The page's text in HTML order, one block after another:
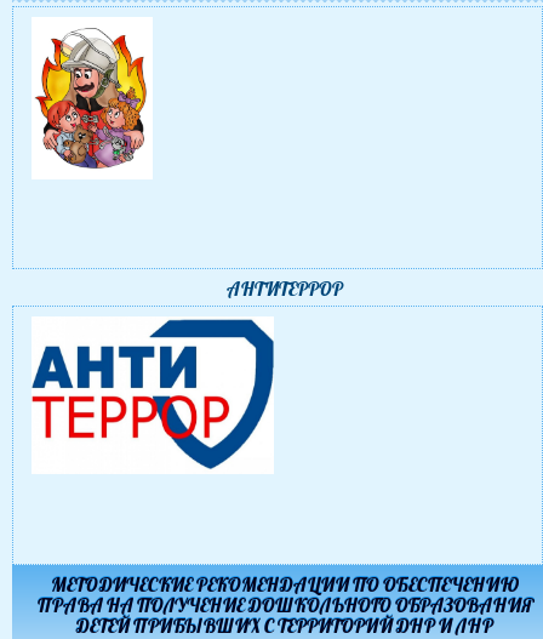
АНТИТЕРРОР
МЕТОДИЧЕСКИЕ РЕКОМЕНДАЦИИ ПО ОБЕСПЕЧЕНИЮ
ПРАВА НА ПОЛУЧЕНИЕ ДОШКОЛЬНОГО ОБРАЗОВАНИЯ
ДЕТЕЙ ПРИБЫВШИХ С ТЕРРИТОРИЙ ДНР И ЛНР